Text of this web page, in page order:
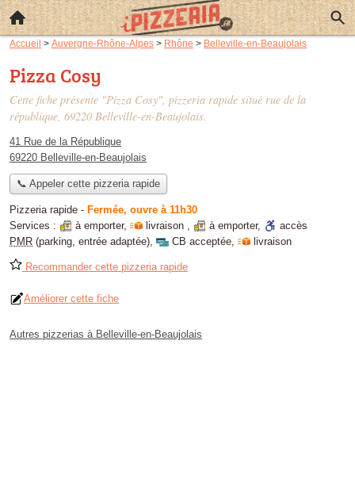
Accueil > Auvergne-Rhône-Alpes > Rhône > Belleville-en-Beaujolais
Pizza Cosy
Cette fiche présente "Pizza Cosy", pizzeria rapide situé rue de la
république, 69220 Belleville-en-Beaujolais.
41 Rue de la République
69220 Belleville-en-Beaujolais
📞 Appeler cette pizzeria rapide
Pizzeria rapide - Fermée, ouvre à 11h30
Services :
à emporter, livraison , à emporter,
accès
PMR (parking, entrée adaptée), CB acceptée, livraison
Recommander cette pizzeria rapide
Améliorer cette fiche
Autres pizzerias à Belleville-en-Beaujolais